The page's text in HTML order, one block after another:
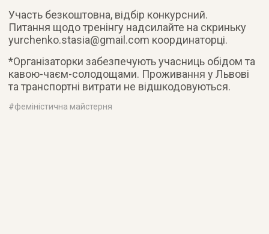
Участь безкоштовна, відбір конкурсний.
Питання щодо тренінгу надсилайте на скриньку
yurchenko.stasia@gmail.com координаторці.
*Організаторки забезпечують учасниць обідом та
кавою-чаєм-солодощами. Проживання у Львові
та транспортні витрати не відшкодовуються.
#феміністична майстерня